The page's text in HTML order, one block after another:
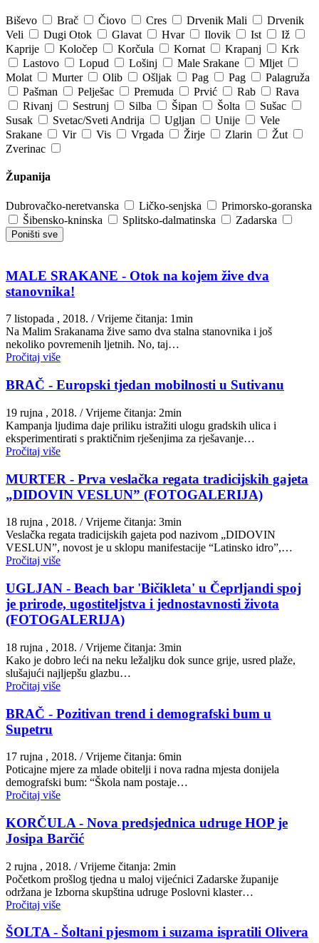
Biševo Brač Čiovo Cres Drvenik Mali
Drvenik
Veli
Dugi Otok Glavat Hvar Ilovik Ist
Iž
Kaprije
Koločep Korčula Kornat Krapanj
Krk
Lastovo
Lopud Lošinj Male Srakane
Mljet
Molat
Murter Olib Ošljak Pag Pag
Palagruža
Pašman
Pelješac Premuda Prvić Rab
Rava
Rivanj
Sestrunj Silba Šipan Šolta
Sušac
Susak
Svetac/Sveti Andrija Ugljan Unije
Vele
Srakane
Vir Vis Vrgada Žirje Zlarin
Žut
Zverinac
Županija
Dubrovačko-neretvanska Ličko-senjska
Primorsko-goranska
Šibensko-kninska
Splitsko-dalmatinska Zadarska
Poništi sve
MALE SRAKANE - Otok na kojem žive dva
stanovnika!
7 listopada , 2018. / Vrijeme čitanja: 1min
Na Malim Srakanama žive samo dva stalna stanovnika i još
nekoliko povremenih ljetnih. No, taj…
Pročitaj više
BRAČ - Europski tjedan mobilnosti u Sutivanu
19 rujna , 2018. / Vrijeme čitanja: 2min
Kampanja ljudima daje priliku istražiti ulogu gradskih ulica i
eksperimentirati s praktičnim rješenjima za rješavanje…
Pročitaj više
MURTER - Prva veslačka regata tradicijskih gajeta
„DIDOVIN VESLUN” (FOTOGALERIJA)
18 rujna , 2018. / Vrijeme čitanja: 3min
Veslačka regata tradicijskih gajeta pod nazivom „DIDOVIN
VESLUN”, novost je u sklopu manifestacije “Latinsko idro”,…
Pročitaj više
UGLJAN - Beach bar 'Bičikleta' u Čeprljandi spoj
je prirode, ugostiteljstva i jednostavnosti života
(FOTOGALERIJA)
18 rujna , 2018. / Vrijeme čitanja: 3min
Kako je dobro leći na neku ležaljku dok sunce grije, usred plaže,
slušajući najljepšu glazbu…
Pročitaj više
BRAČ - Pozitivan trend i demografski bum u
Supetru
17 rujna , 2018. / Vrijeme čitanja: 6min
Poticajne mjere za mlade obitelji i nova radna mjesta donijela
demografski bum: “Škola nam postaje…
Pročitaj više
KORČULA - Nova predsjednica udruge HOP je
Josipa Barčić
2 rujna , 2018. / Vrijeme čitanja: 2min
Početkom prošlog tjedna u maloj vijećnici Zadarske županije
održana je Izborna skupština udruge Poslovni klaster…
Pročitaj više
ŠOLTA - Šoltani pjesmom i suzama ispratili Olivera